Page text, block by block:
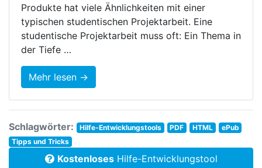
Produkte hat viele Ähnlichkeiten mit einer
typischen studentischen Projektarbeit. Eine
studentische Projektarbeit muss oft: Ein Thema in
der Tiefe …
Mehr lesen →
Schlagwörter: Hilfe-Entwicklungstools PDF HTML
ePub
Tipps und Tricks
KostenlosesHilfe-Entwicklungstool